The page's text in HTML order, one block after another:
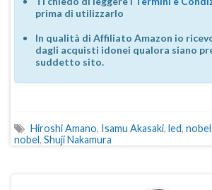
prima di utilizzarlo
In qualità di Affiliato Amazon io
dagli acquisti idonei qualora siano
suddetto sito.
Hiroshi Amano, Isamu Akasaki, led,
nobel, Shuji Nakamura